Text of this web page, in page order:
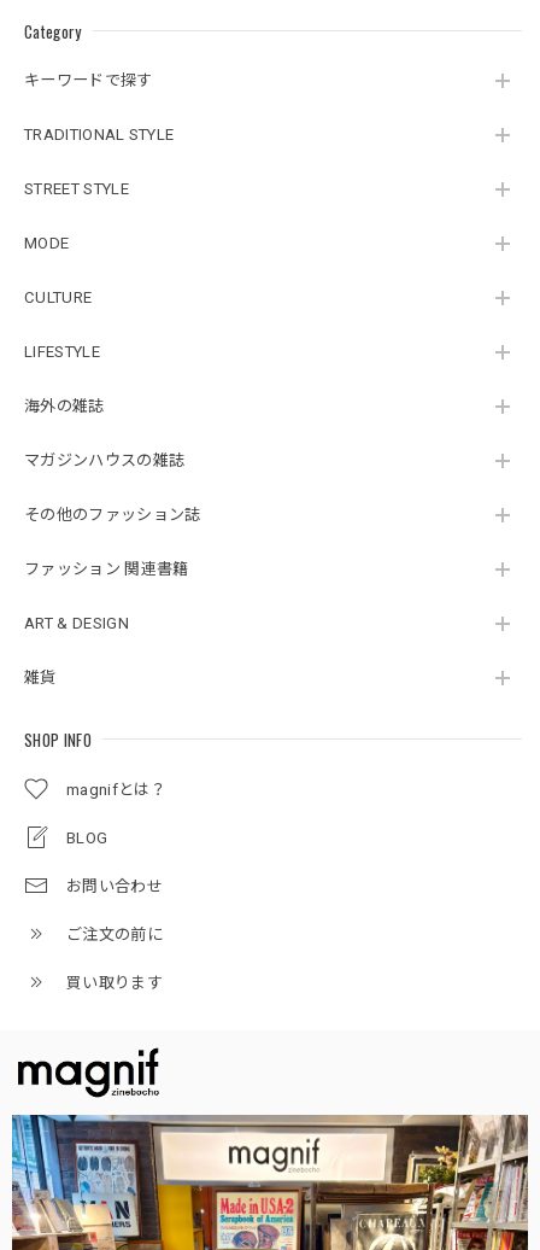
Category
キーワードで探す
TRADITIONAL STYLE
STREET STYLE
MODE
CULTURE
LIFESTYLE
海外の雑誌
マガジンハウスの雑誌
その他のファッション誌
ファッション 関連書籍
ART & DESIGN
雑貨
SHOP INFO
magnifとは？
BLOG
お問い合わせ
ご注文の前に
買い取ります